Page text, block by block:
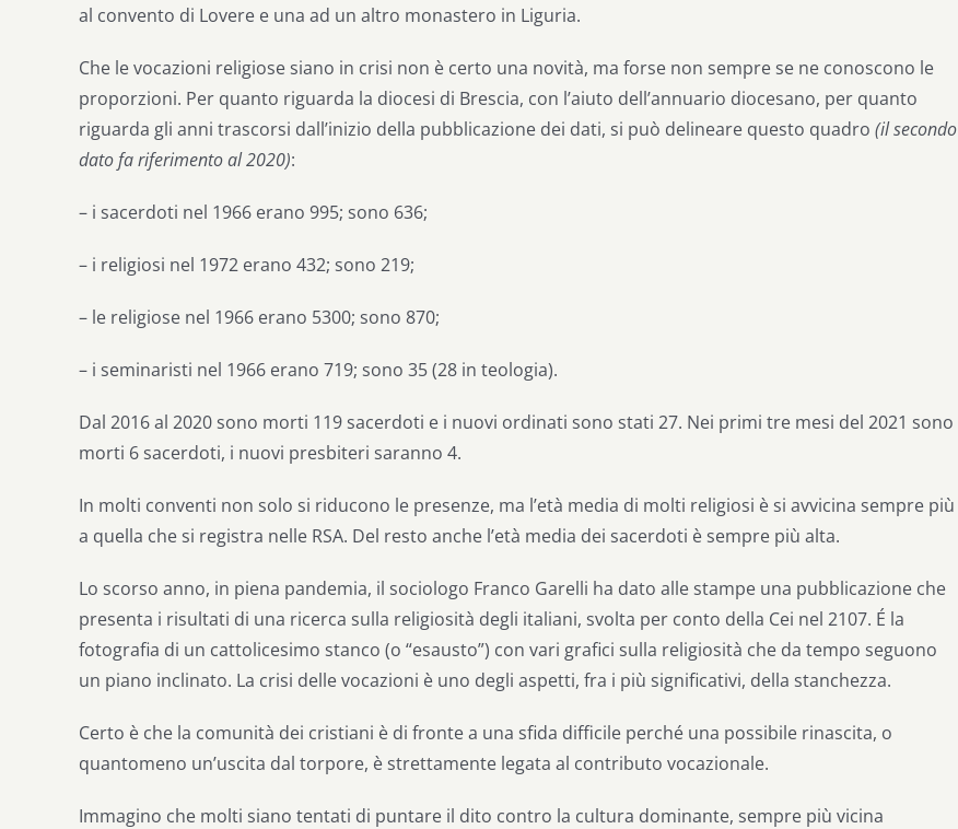
al convento di Lovere e una ad un altro monastero in Liguria.
Che le vocazioni religiose siano in crisi non è certo una novità, ma forse non sempre se ne conoscono le
proporzioni. Per quanto riguarda la diocesi di Brescia, con l’aiuto dell’annuario diocesano, per quanto
riguarda gli anni trascorsi dall’inizio della pubblicazione dei dati, si può delineare questo quadro (il secondo
dato fa riferimento al 2020):
– i sacerdoti nel 1966 erano 995; sono 636;
– i religiosi nel 1972 erano 432; sono 219;
– le religiose nel 1966 erano 5300; sono 870;
– i seminaristi nel 1966 erano 719; sono 35 (28 in teologia).
Dal 2016 al 2020 sono morti 119 sacerdoti e i nuovi ordinati sono stati 27. Nei primi tre mesi del 2021 sono
morti 6 sacerdoti, i nuovi presbiteri saranno 4.
In molti conventi non solo si riducono le presenze, ma l’età media di molti religiosi è si avvicina sempre più
a quella che si registra nelle RSA. Del resto anche l’età media dei sacerdoti è sempre più alta.
Lo scorso anno, in piena pandemia, il sociologo Franco Garelli ha dato alle stampe una pubblicazione che
presenta i risultati di una ricerca sulla religiosità degli italiani, svolta per conto della Cei nel 2107. É la
fotografia di un cattolicesimo stanco (o “esausto”) con vari grafici sulla religiosità che da tempo seguono
un piano inclinato. La crisi delle vocazioni è uno degli aspetti, fra i più significativi, della stanchezza.
Certo è che la comunità dei cristiani è di fronte a una sfida difficile perché una possibile rinascita, o
quantomeno un’uscita dal torpore, è strettamente legata al contributo vocazionale.
Immagino che molti siano tentati di puntare il dito contro la cultura dominante, sempre più vicina